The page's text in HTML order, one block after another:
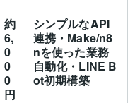
約
6,
0
0
0
円
シンプルなAPI
連携・Make/n8
nを使った業務
自動化・LINE B
ot初期構築